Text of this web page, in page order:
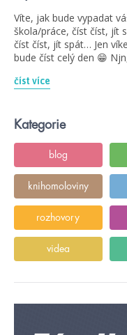
Víte, jak bude vypadat
škola/práce, číst číst, jít
číst číst, jít spát… Jen
bude číst celý den 😁
číst více
Kategorie
blog
knihomoloviny
rozhovory
videa